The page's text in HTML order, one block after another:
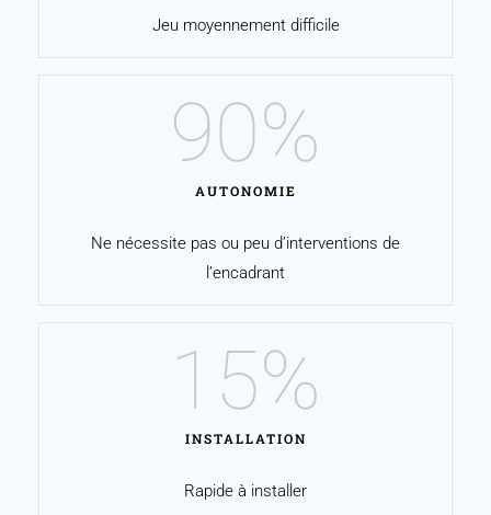
Jeu moyennement difficile
AUTONOMIE
90%
Ne nécessite pas ou peu d’interventions de
l’encadrant
INSTALLATION
15%
Rapide à installer